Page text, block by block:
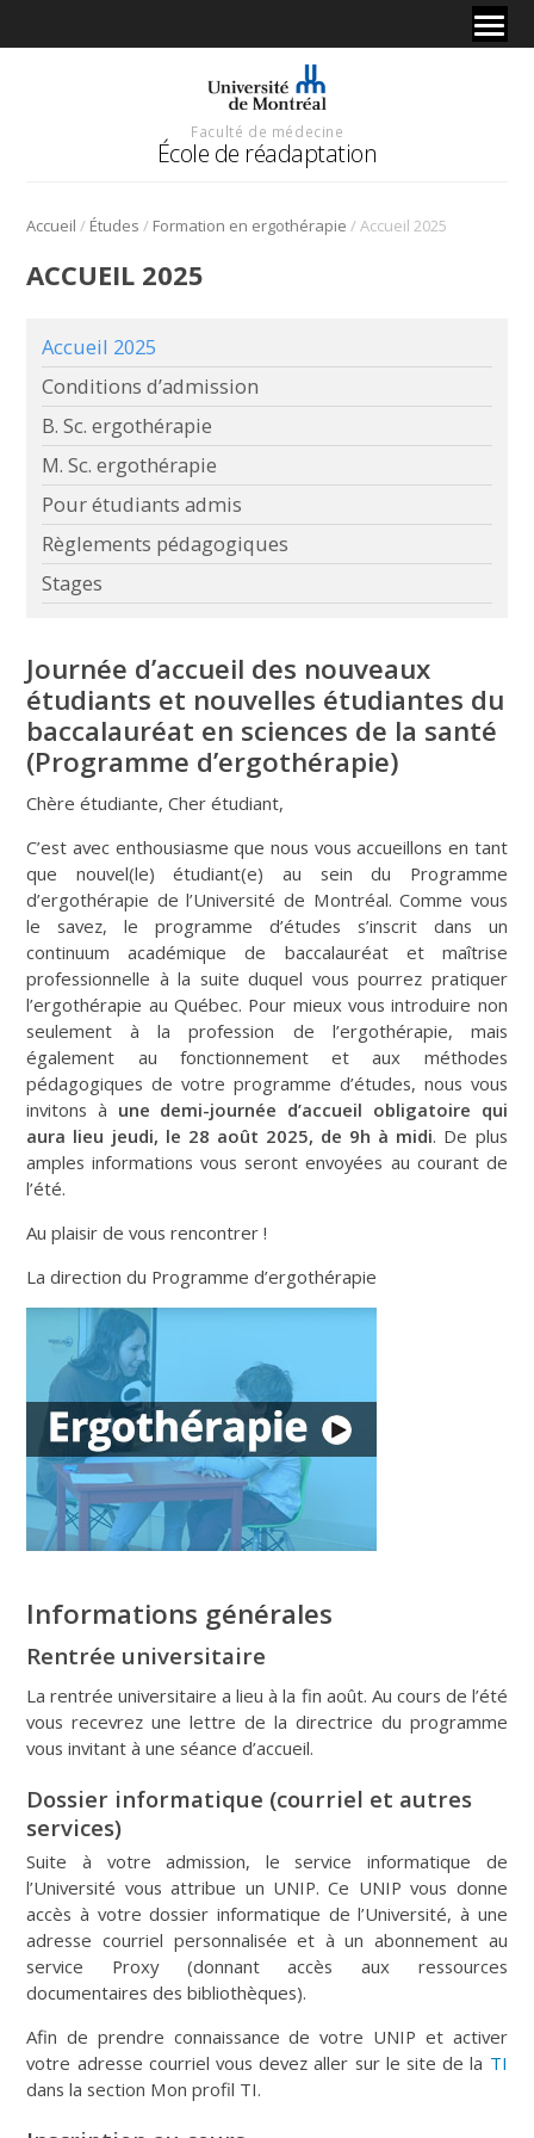
Faculté de médecine
École de réadaptation
Accueil / Études / Formation en ergothérapie /Accueil 2025
ACCUEIL 2025
Accueil 2025
Conditions d’admission
B. Sc. ergothérapie
M. Sc. ergothérapie
Pour étudiants admis
Règlements pédagogiques
Stages
Journée d’accueil des nouveaux
étudiants et nouvelles étudiantes du
baccalauréat en sciences de la santé
(Programme d’ergothérapie)
Chère étudiante, Cher étudiant,
C’est avec enthousiasme que nous vous accueillons en tant
que nouvel(le) étudiant(e) au sein du Programme
d’ergothérapie de l’Université de Montréal. Comme vous
le savez, le programme d’études s’inscrit dans un
continuum académique de baccalauréat et maîtrise
professionnelle à la suite duquel vous pourrez pratiquer
l’ergothérapie au Québec. Pour mieux vous introduire non
seulement à la profession de l’ergothérapie, mais
également au fonctionnement et aux méthodes
pédagogiques de votre programme d’études, nous vous
invitons à une demi-journée d’accueil obligatoire qui
aura lieu jeudi, le 28 août 2025, de 9h à midi. De plus
amples informations vous seront envoyées au courant de
l’été.
Au plaisir de vous rencontrer !
La direction du Programme d’ergothérapie
Informations générales
Rentrée universitaire
La rentrée universitaire a lieu à la fin août. Au cours de l’été
vous recevrez une lettre de la directrice du programme
vous invitant à une séance d’accueil.
Dossier informatique (courriel et autres
services)
Suite à votre admission, le service informatique de
l’Université vous attribue un UNIP. Ce UNIP vous donne
accès à votre dossier informatique de l’Université, à une
adresse courriel personnalisée et à un abonnement au
service Proxy (donnant accès aux ressources
documentaires des bibliothèques).
Afin de prendre connaissance de votre UNIP et activer
votre adresse courriel vous devez aller sur le site de la TI
dans la section Mon profil TI.